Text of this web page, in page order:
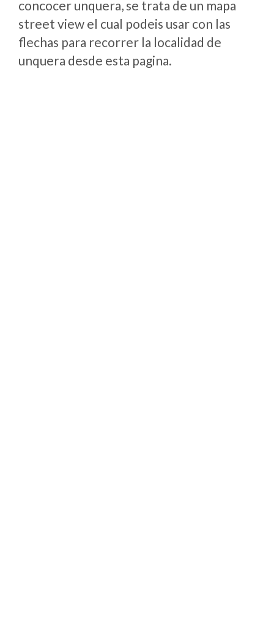
concocer unquera, se trata de un mapa
street view el cual podeis usar con las
flechas para recorrer la localidad de
unquera desde esta pagina.